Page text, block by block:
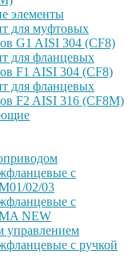
элементы
для муфтовых
G1 AISI 304 (CF8)
для фланцевых
F1 AISI 304 (CF8)
для фланцевых
F2 AISI 316 (CF8M)
с
02/03
с
NEW
управлением
с ручкой